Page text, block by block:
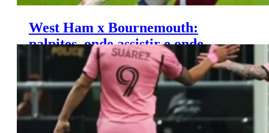
West Ham x Bournemouth:
palpites, onde assistir e onde
apostar – Premier League (01/02)